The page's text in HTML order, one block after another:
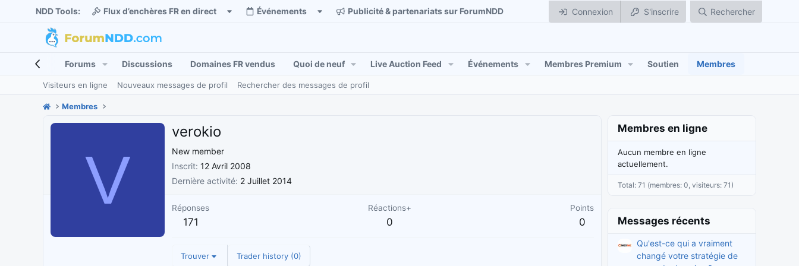
NDD Tools: Flux d’enchères FR en direct Événements Publicité & partenariats sur ForumNDD Connexion S'inscrire Rechercher
Forums Discussions Domaines FR vendus Quoi de neuf Live Auction Feed Événements Membres Premium Soutien Membres
Visiteurs en ligne Nouveaux messages de profil Rechercher des messages de profil
Membres
V
verokio
New member
Inscrit 12 Avril 2008
Dernière activité 2 Juillet 2014
Réponses
171
Réactions+
0
Points
0
Trouver Trader history (0)
Membres en ligne
Aucun membre en ligne
actuellement.
Total: 71 (membres: 0, visiteurs: 71)
Messages récents
Qu'est-ce qui a vraiment
changé votre stratégie de